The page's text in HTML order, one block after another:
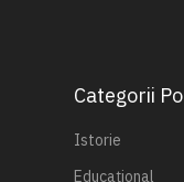
Categorii
Istorie
Educațional